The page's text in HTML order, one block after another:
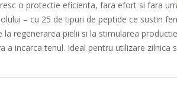
o protectie eficienta, fara efort si fara
– cu 25 de tipuri de peptide ce sustin
regenerarea pielii si la stimularea
incarca tenul. Ideal pentru utilizare zilnica